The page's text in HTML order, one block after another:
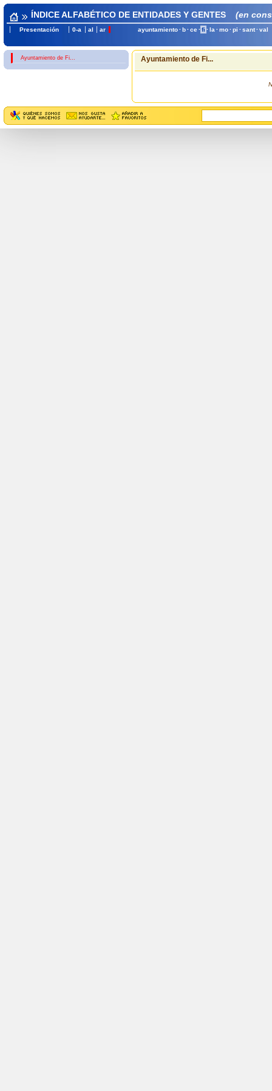
ÍNDICE ALFABÉTICO DE ENTIDADES Y GENTES (en
Presentación 0-a al ar ayuntamiento· b· ce· fi · la · mo· pi · sant· val
Ayuntamiento de Fi... Ayuntamiento de Fi...